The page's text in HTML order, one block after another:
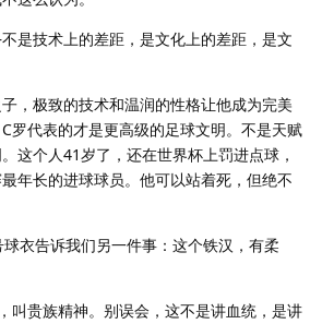
是技术上的差距，是文化上的差距，是文
，极致的技术和温润的性格让他成为完美
罗代表的才是更高级的足球文明。不是天赋
这个人41岁了，还在世界杯上罚进点球，
年长的进球球员。他可以站着死，但绝不
衣告诉我们另一件事：这个铁汉，有柔
叫贵族精神。别误会，这不是讲血统，是讲